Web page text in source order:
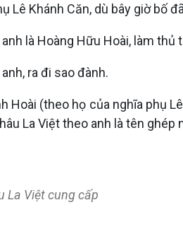
Lê Khánh Căn, dù bây giờ bố
là Hoàng Hữu Hoài, làm
ra đi sao đành.
(theo họ của nghĩa phụ
La Việt theo anh là tên
La Việt cung cấp